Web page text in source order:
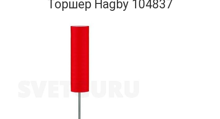
Интерьерные
Торшер Hagby 104837